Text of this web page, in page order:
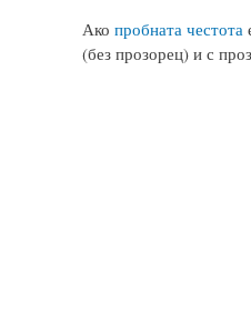
Ако пробната честота
(без прозорец) и с